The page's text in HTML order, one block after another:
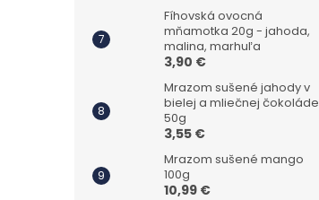
Fíhovská ovocná
mňamotka 20g - jahoda,
malina, marhuľa
3,90 €
Mrazom sušené jahody v
bielej a mliečnej čokoláde
50g
3,55 €
Mrazom sušené mango
100g
10,99 €